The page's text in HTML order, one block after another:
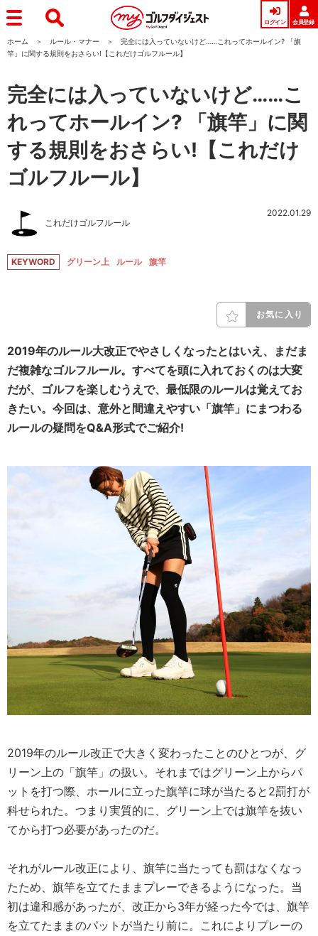
ログイン 会員登録
ホーム ルール・マナー
完全には入っていないけど……これってホールイン? 「旗
竿」に関する規則をおさらい!【これだけゴルフルール】
完全には入っていないけど……こ
れってホールイン? 「旗竿」に関
する規則をおさらい!【これだけ
ゴルフルール】
これだけゴルフルール
2022.01.29
KEYWORD グリーン上 ルール 旗竿
お気に入り
2019年のルール大改正でやさしくなったとはいえ、まだま
だ複雑なゴルフルール。すべてを頭に入れておくのは大変
だが、ゴルフを楽しむうえで、最低限のルールは覚えてお
きたい。今回は、意外と間違えやすい「旗竿」にまつわる
ルールの疑問をQ&A形式でご紹介!
2019年のルール改正で大きく変わったことのひとつが、グ
リーン上の「旗竿」の扱い。それまではグリーン上からパ
ットを打つ際、ホールに立った旗竿に球が当たると2罰打が
科せられた。つまり実質的に、グリーン上では旗竿を抜い
てから打つ必要があったのだ。
それがルール改正により、旗竿に当たっても罰はなくなっ
たため、旗竿を立てたままプレーできるようになった。当
初は違和感があったが、改正から3年が経った今では、旗竿
を立てたままのパットが当たり前に。これによりプレーの